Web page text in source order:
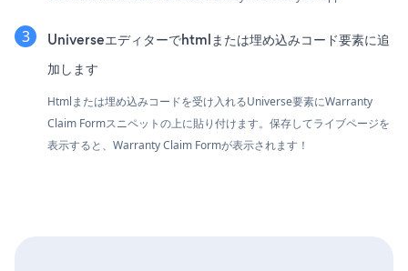
Universeエディターでhtmlまたは埋め込みコード要素に追
加します
Htmlまたは埋め込みコードを受け入れるUniverse要素にWarranty
Claim Formスニペットの上に貼り付けます。保存してライブページを
表示すると、Warranty Claim Formが表示されます！